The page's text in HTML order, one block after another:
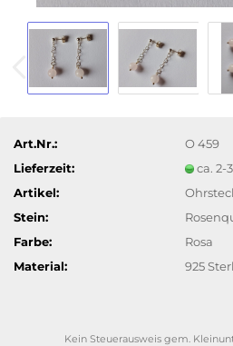
Art.Nr.:
O 459
Lieferzeit:
ca. 2-
Artikel:
Stein:
Farbe:
Rosa
Material:
925
Kein Steuerausweis gem.